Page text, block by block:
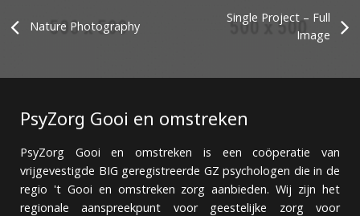
Nature Photography
Single Project – Full
Image
PsyZorg Gooi en omstreken
PsyZorg Gooi en omstreken is een coöperatie van
vrijgevestigde BIG geregistreerde GZ psychologen die in de
regio 't Gooi en omstreken zorg aanbieden. Wij zijn het
regionale aanspreekpunt voor geestelijke zorg voor